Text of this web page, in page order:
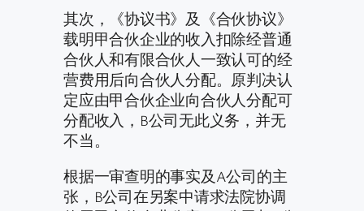
其次，《协议书》及《合伙协议》
载明甲合伙企业的收入扣除经普通
合伙人和有限合伙人一致认可的经
营费用后向合伙人分配。原判决认
定应由甲合伙企业向合伙人分配可
分配收入，B公司无此义务，并无
不当。
根据一审查明的事实及A公司的主
张，B公司在另案中请求法院协调